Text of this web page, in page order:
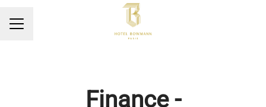
MENU CARRIÈRE
Finance -